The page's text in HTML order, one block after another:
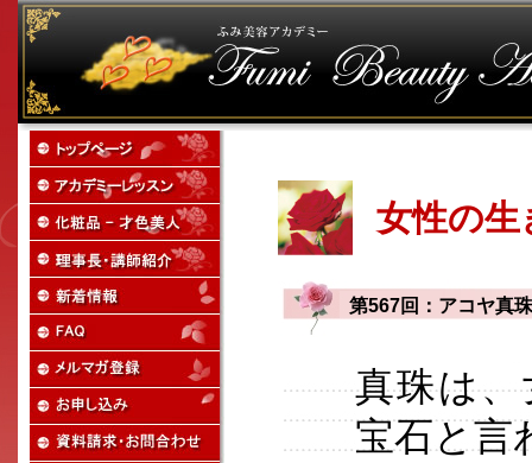
女性の
第567回：アコヤ真
真珠は
宝石と言